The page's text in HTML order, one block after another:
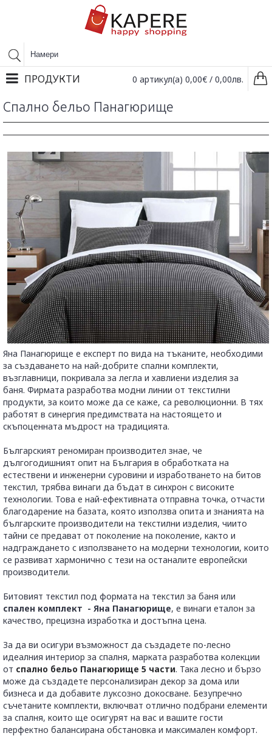
0 артикул(а) 0,00€ / 0,00лв.
ПРОДУКТИ
Спално бельо Панагюрище
Яна Панагюрище е експерт по вида на тъканите, необходими
за създаването на най-добрите спални комплекти,
възглавници, покривала за легла и хавлиени изделия за
баня. Фирмата разработва модни линии от текстилни
продукти, за които може да се каже, са революционни. В тях
работят в синергия предимствата на настоящето и
скъпоценната мъдрост на традицията.
Българският реномиран производител знае, че
дългогодишният опит на България в обработката на
естествени и инженерни суровини и изработването на битов
текстил, трябва винаги да бъдат в синхрон с високите
технологии. Това е най-ефективната отправна точка, отчасти
благодарение на базата, която използва опита и знанията на
българските производители на текстилни изделия, чиито
тайни се предават от поколение на поколение, както и
надграждането с използването на модерни технологии, които
се развиват хармонично с тези на останалите европейски
производители.
Битовият текстил под формата на текстил за баня или
спален комплект - Яна Панагюрище, е винаги еталон за
качество, прецизна изработка и достъпна цена.
За да ви осигури възможност да създадете по-лесно
идеалния интериор за спалня, марката разработва колекции
от спално бельо Панагюрище 5 части. Така лесно и бързо
може да създадете персонализиран декор за дома или
бизнеса и да добавите луксозно докосване. Безупречно
съчетаните комплекти, включват отлично подбрани елементи
за спалня, които ще осигурят на вас и вашите гости
перфектно балансирана обстановка и максимален комфорт.